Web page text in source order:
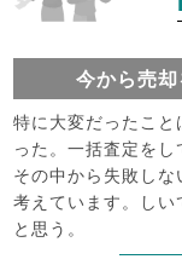
今から売
特に大変だったこ
った。一括査定をし
その中から失敗しな
考えています。し
と思う。